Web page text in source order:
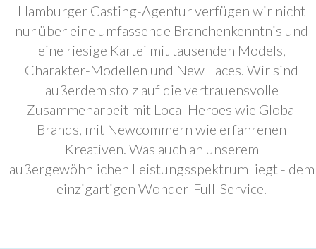
Hamburger Casting-Agentur verfügen wir nicht
nur über eine umfassende Branchenkenntnis und
eine riesige Kartei mit tausenden Models,
Charakter-Modellen und New Faces. Wir sind
außerdem stolz auf die vertrauensvolle
Zusammenarbeit mit Local Heroes wie Global
Brands, mit Newcommern wie erfahrenen
Kreativen. Was auch an unserem
außergewöhnlichen Leistungsspektrum liegt - dem
einzigartigen Wonder-Full-Service.